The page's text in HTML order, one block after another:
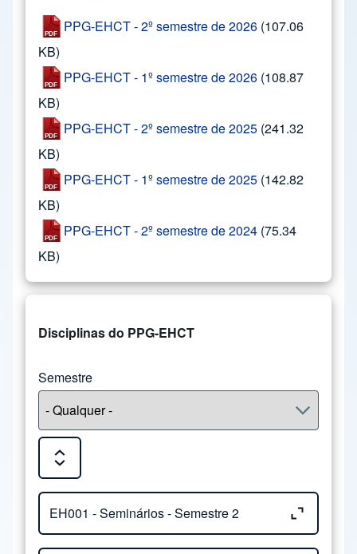
PPG-EHCT - 2º semestre de 2026 (107.06
KB)
PPG-EHCT - 1º semestre de 2026 (108.87
KB)
PPG-EHCT - 2º semestre de 2025 (241.32
KB)
PPG-EHCT - 1º semestre de 2025 (142.82
KB)
PPG-EHCT - 2º semestre de 2024 (75.34
KB)
Disciplinas do PPG-EHCT
Semestre
Expand or Collapse all sections
EH001 - Seminários - Semestre 2
Close or Open tab vvja-pane-82970665-1-pane